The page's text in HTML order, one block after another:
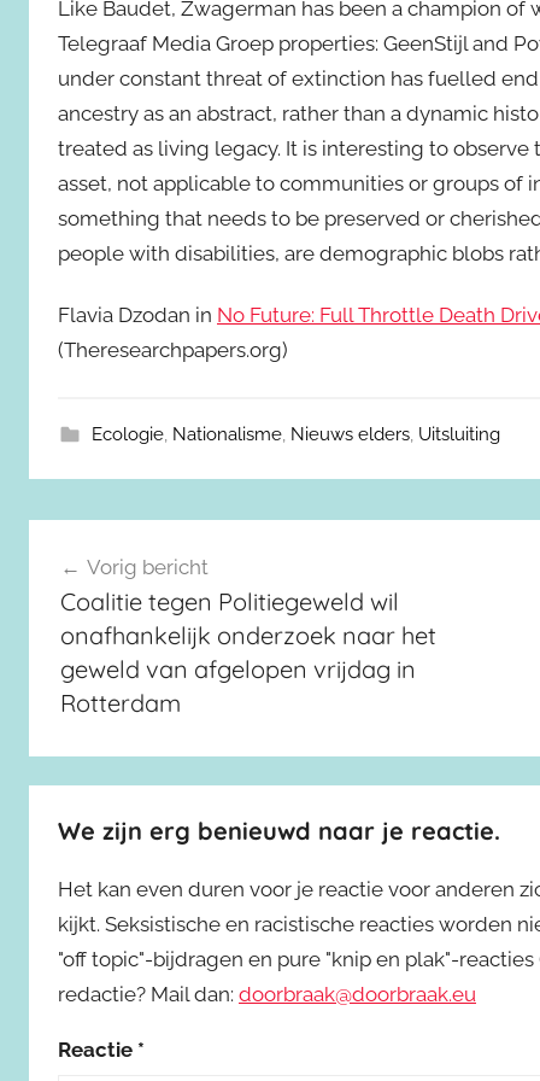
Like Baudet, Zwagerman has been a champion
Telegraaf Media Groep properties: GeenStijl and
under constant threat of extinction has fuelled
ancestry as an abstract, rather than a dynamic
treated as living legacy. It is interesting to
asset, not applicable to communities or groups of
something that needs to be preserved or
people with disabilities, are demographic blobs
Flavia Dzodan in No Future: Full Throttle Death
(Theresearchpapers.org)
Ecologie, Nationalisme, Nieuws elders, Uitsluiting
Berichtnavigatie
Vorig bericht
Coalitie tegen Politiegeweld wil
onafhankelijk onderzoek naar het
geweld van afgelopen vrijdag in
Rotterdam
We zijn erg benieuwd naar je reactie.
Het kan even duren voor je reactie voor anderen
kijkt. Seksistische en racistische reacties worden
"off topic"-bijdragen en pure "knip en plak"-
redactie? Mail dan: doorbraak@doorbraak.eu
Reactie *